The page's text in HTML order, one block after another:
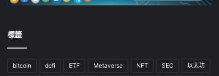
標籤
bitcoin defi ETF Metaverse NFT SEC 以太坊